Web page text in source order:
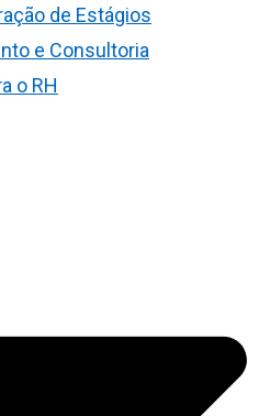
de Estágios
e Consultoria
o RH